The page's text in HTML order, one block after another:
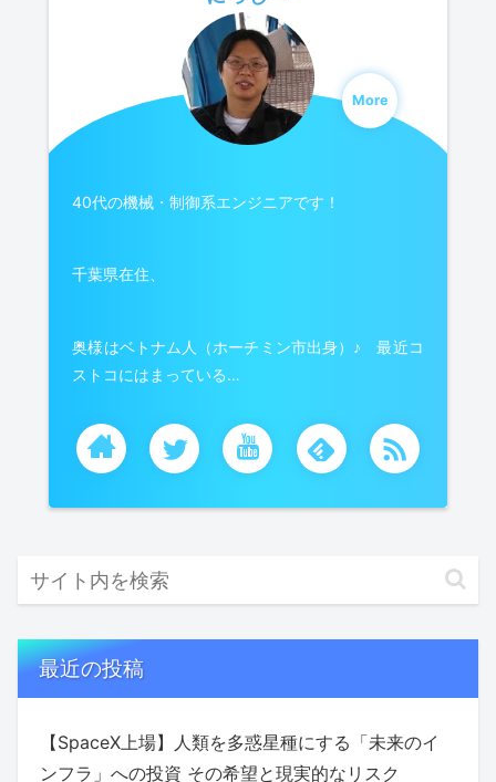
40代の機械・制御系エンジニアです！
千葉県在住、
奥様はベトナム人（ホーチミン市出身）♪ 最近コ
ストコにはまっている…
More
最近の投稿
【SpaceX上場】人類を多惑星種にする「未来のイ
ンフラ」への投資 その希望と現実的なリスク